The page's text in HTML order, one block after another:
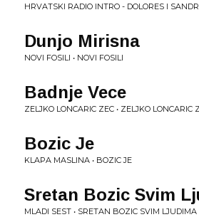
HRVATSKI RADIO INTRO - DOLORES I
Dunjo Mirisna
NOVI FOSILI • NOVI FOSILI
Badnje Vece
ZELJKO LONCARIC ZEC • ZELJKO LONCARIC
Bozic Je
KLAPA MASLINA • BOZIC JE
Sretan Bozic Svim
MLADI SEST • SRETAN BOZIC SVIM LJUDIMA